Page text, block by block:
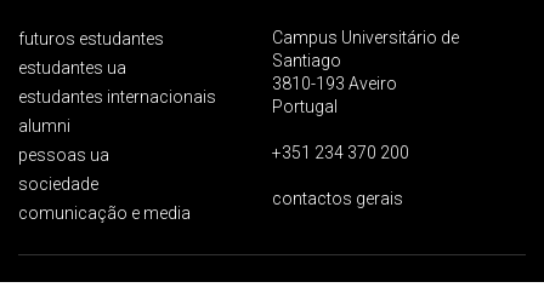
futuros estudantes
estudantes ua
estudantes internacionais
alumni
pessoas ua
sociedade
comunicação e media
Campus Universitário de
Santiago
3810-193 Aveiro
Portugal
+351 234 370 200
contactos gerais